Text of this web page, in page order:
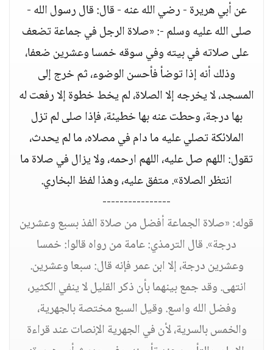
عن أبي هريرة - رضي الله عنه - قال: قال رسول الله -
صلى الله عليه وسلم -: «صلاة الرجل في جماعة تضعف
على صلاته في بيته وفي سوقه خمسا وعشرين ضعفا،
وذلك أنه إذا توضأ فأحسن الوضوء، ثم خرج إلى
المسجد، لا يخرجه إلا الصلاة، لم يخط خطوة إلا رفعت له
بها درجة، وحطت عنه بها خطيئة، فإذا صلى لم تزل
الملائكة تصلي عليه ما دام في مصلاه، ما لم يحدث،
تقول: اللهم صل عليه، اللهم ارحمه، ولا يزال في صلاة ما
انتظر الصلاة». متفق عليه، وهذا لفظ البخاري.
----------------
قوله: «صلاة الجماعة أفضل من صلاة الفذ بسبع وعشرين
درجة». قال الترمذي: عامة من رواه قالوا: خمسا
وعشرين درجة، إلا ابن عمر فإنه قال: سبعا وعشرين.
انتهى. وقد جمع بينهما بأن ذكر القليل لا ينفي الكثير،
وفضل الله واسع. وقيل السبع مختصة بالجهرية،
والخمس بالسرية، لأن في الجهرية الإنصات عند قراءة